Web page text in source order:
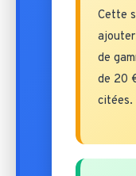
Cette
de
de 20
citées.